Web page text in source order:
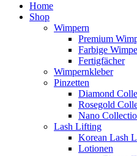
Home
Shop
Wimpern
Premium
Farbige
Fertigfächer
Wimpernkleber
Pinzetten
Diamond
Rosegold
Nano
Lash Lifting
Korean Lash
Lotionen